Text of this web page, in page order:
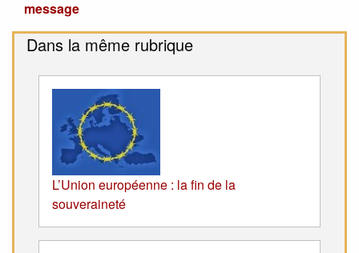
message
Dans la même rubrique
L’Union européenne : la fin de la
souveraineté